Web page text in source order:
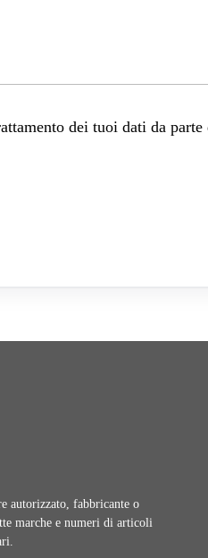
dei tuoi dati da
autorizzato, fabbricante o
marche e numeri di articoli